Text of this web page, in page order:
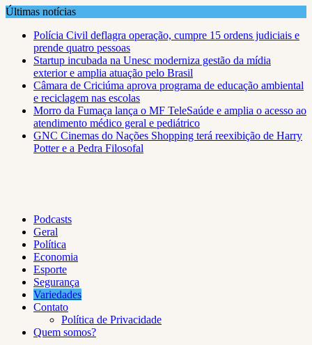
Skip
content
Últimas notícias
Polícia Civil deflagra operação, cumpre 15 ordens judiciais e
prende quatro pessoas
Startup incubada na Unesc moderniza gestão da mídia
exterior e amplia atuação pelo Brasil
Câmara de Criciúma aprova programa de educação ambiental
e reciclagem nas escolas
Morro da Fumaça lança o MF TeleSaúde e amplia o acesso ao
atendimento médico geral e pediátrico
GNC Cinemas do Nações Shopping terá reexibição de Harry
Potter e a Pedra Filosofal
Podcasts
Geral
Política
Economia
Esporte
Segurança
Variedades
Contato
Política de Privacidade
Quem somos?